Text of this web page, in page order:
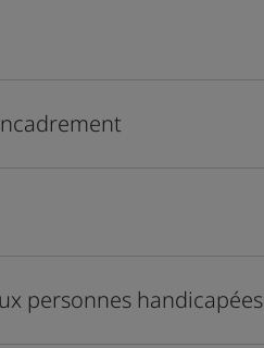
personnes handicapées